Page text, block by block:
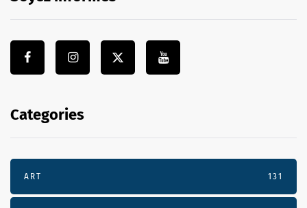
Categories
ART 131